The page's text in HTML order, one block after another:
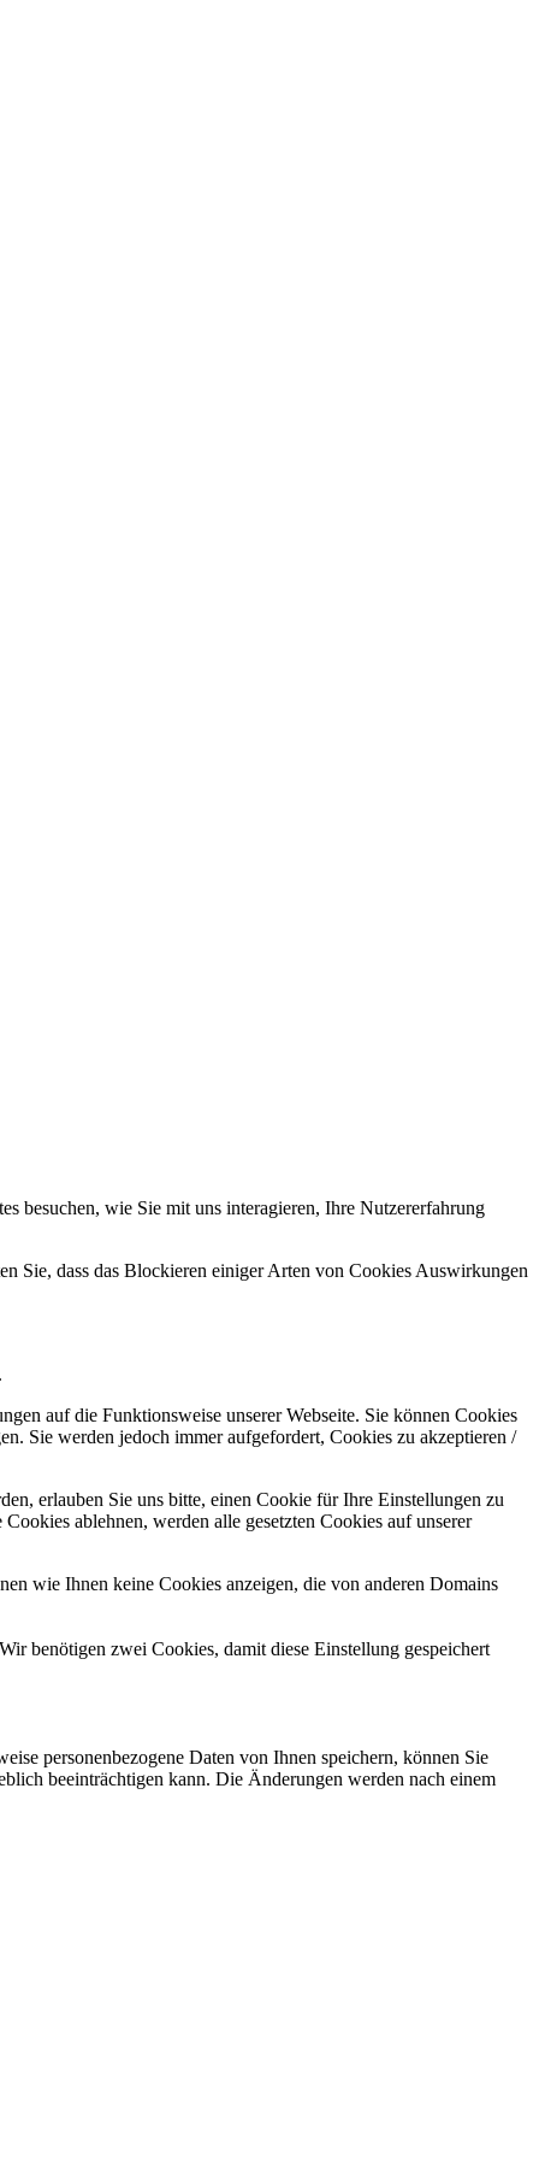
besuchen, wie Sie mit uns interagieren, Ihre Nutzererfahrung
Sie, dass das Blockieren einiger Arten von Cookies Auswirkungen
auf die Funktionsweise unserer Webseite. Sie können Cookies
Sie werden jedoch immer aufgefordert, Cookies zu akzeptieren /
erlauben Sie uns bitte, einen Cookie für Ihre Einstellungen zu
ablehnen, werden alle gesetzten Cookies auf unserer
wie Ihnen keine Cookies anzeigen, die von anderen Domains
benötigen zwei Cookies, damit diese Einstellung gespeichert
personenbezogene Daten von Ihnen speichern, können Sie
beeinträchtigen kann. Die Änderungen werden nach einem